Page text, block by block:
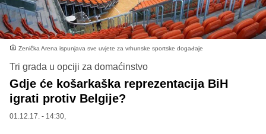
Zenička Arena ispunjava sve uvjete za vrhunske sportske događaje
Tri grada u opciji za domaćinstvo
Gdje će košarkaška reprezentacija BiH
igrati protiv Belgije?
01.12.17. - 14:30,